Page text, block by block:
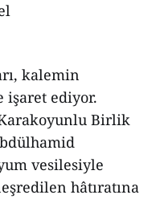
kalemin
işaret ediyor.
Birlik
vesilesiyle
hâtıratına